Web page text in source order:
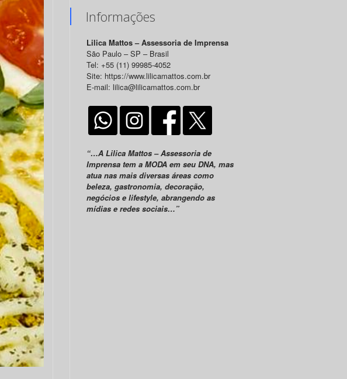
Informações
Lilica Mattos – Assessoria de Imprensa
São Paulo – SP – Brasil
Tel: +55 (11) 99985-4052
Site: https://www.lilicamattos.com.br
E-mail: lilica@lilicamattos.com.br
“…A Lilica Mattos – Assessoria de
Imprensa tem a MODA em seu DNA, mas
atua nas mais diversas áreas como
beleza, gastronomia, decoração,
negócios e lifestyle, abrangendo as
mídias e redes sociais…”